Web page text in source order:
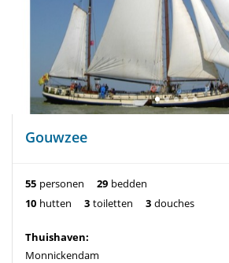
Gouwzee
55 personen 29 bedden
10 hutten 3 toiletten 3 douches
Thuishaven:
Monnickendam